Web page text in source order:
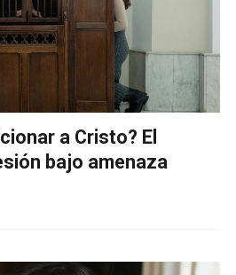
a Cristo? El
bajo amenaza